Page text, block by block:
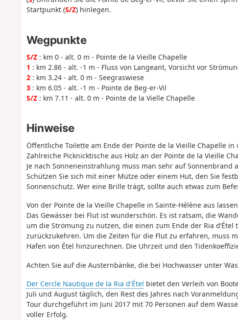
Startpunkt (S/Z) hinlegen.
Wegpunkte
S/Z: km 0 - alt. 0 m - Pointe de la Vieille Chapelle
1 : km 2.86 - alt. -1 m - Fluss von Langeant, Vorsicht vor
2: km 3.24 - alt. 0 m - Seegraswiese
3: km 6.05 - alt. -1 m - Pointe de Beg-er-Vil
S/Z: km 7.11 - alt. 0 m - Pointe de la Vielle Chapelle
Hinweise
Öffentliche Toilette am Ende der Pointe de la Vieille Chapelle
Zahlreiche Picknicktische aus Holz an der Pointe de la Vieille
Je nach Sonneneinstrahlung muss man sehr auf
Schützen Sie sich mit einer Mütze oder einem Hut, den Sie
Sonnenschutz. Wer eine Brille trägt, sollte auch etwas zum
Von der Pointe de la Vieille Chapelle in Sainte-Hélène aus
Das Gewässer bei Flut ist wunderschön. Es ist ratsam, die
um die Strömung zu nutzen, die einen zum Ende der Ria
zurückzukehren. Um die Zeiten für die Flut zu erfahren, muss
Hafen von Étel hinzurechnen. Die Uhrzeit und den
Achten Sie auf die Austernbänke, die bei Hochwasser unter
Der Cercle Nautique de la Ria d'Étel bietet den Verleih von
Juli und August täglich, den Rest des Jahres nach
Tour durchgeführt im Juni 2017 mit 70 Personen auf dem
voller Erfolg.